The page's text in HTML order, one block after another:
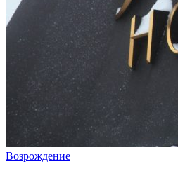
Возрождение